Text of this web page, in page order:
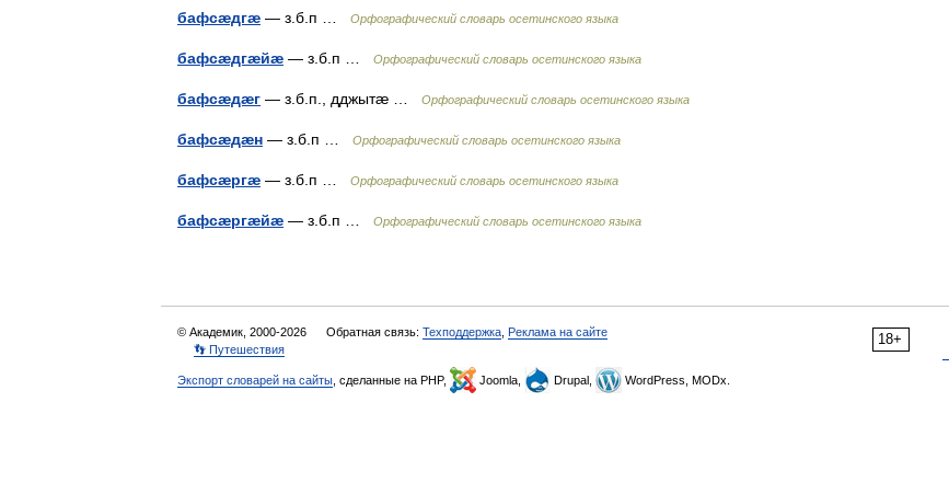
бафсæдгæ — з.б.п … Орфографический словарь осетинского языка
бафсæдгæйæ — з.б.п … Орфографический словарь осетинского языка
бафсæдæг — з.б.п., дджытæ … Орфографический словарь осетинского языка
бафсæдæн — з.б.п … Орфографический словарь осетинского языка
бафсæргæ — з.б.п … Орфографический словарь осетинского языка
бафсæргæйæ — з.б.п … Орфографический словарь осетинского языка
18+
© Академик, 2000-2026 Обратная связь: Техподдержка Реклама на сайте
👣 Путешествия
Экспорт словарей на сайты , сделанные на PHP, Joomla, Drupal, WordPress, MODx.